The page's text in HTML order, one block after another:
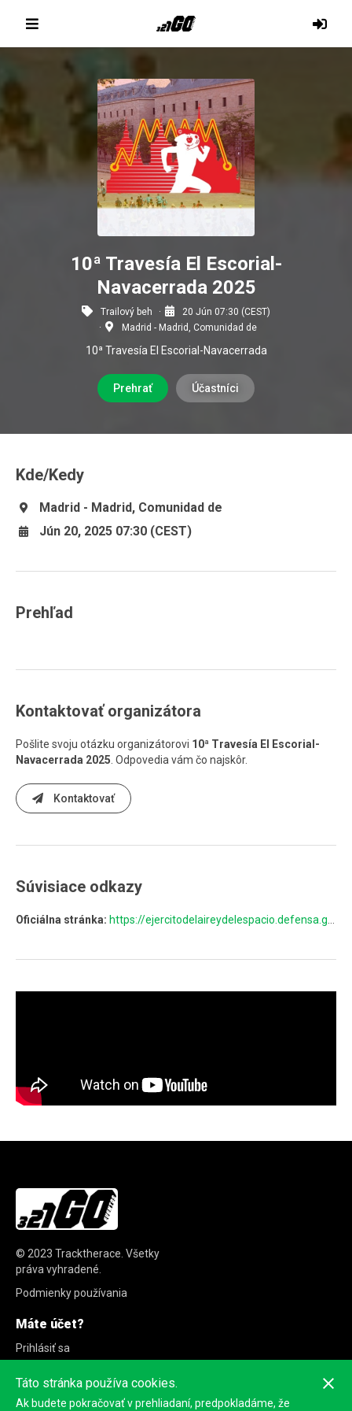
10ª Travesía El Escorial-
Navacerrada 2025
Trailový beh
20 Jún 07:30 (CEST)
Madrid - Madrid, Comunidad de
10ª Travesía El Escorial-Navacerrada
Prehrať Účastníci
Kde/Kedy
Madrid - Madrid, Comunidad de
Jún 20, 2025 07:30 (CEST)
Prehľad
Kontaktovať organizátora
Pošlite svoju otázku organizátorovi 10ª Travesía El Escorial-
Navacerrada 2025 . Odpovedia vám čo najskôr.
Kontaktovať
Súvisiace odkazy
Oficiálna stránka: https://ejercitodelaireydelespacio.defensa.gob.es/EA/travesiaelescorialnavacerrada/
© 2023 Tracktherace Všetky
práva vyhradené.
Podmienky používania
Máte účet?
Prihlásiť sa
Táto stránka používa cookies.
Ak budete pokračovať v prehliadaní, predpokladáme, že